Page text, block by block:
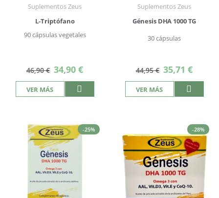
Suplementos Zeus
L-Triptófano
90 cápsulas vegetales
46,90 € Precio
especial
34,90 €
VER MÁS
Suplementos Zeus
Génesis DHA 1000 TG
30 cápsulas
44,95 € Precio
especial
35,71 €
VER MÁS
-25% -28%